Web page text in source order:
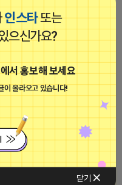
인스타또는
으신가요?
에서 홍보해 보세요
이 올라오고 있습니다!
닫기
04-15 17:03 댓글: 0개
■아이피몬스터■
이피몬스터] 전국 최저가 마케팅
KT아이피서비스!!